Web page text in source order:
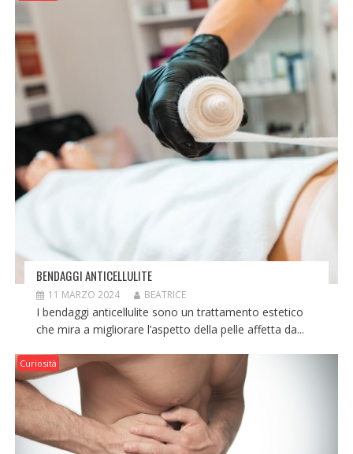
BENDAGGI ANTICELLULITE
11 MARZO 2024 BEATRICE
I bendaggi anticellulite sono un trattamento estetico
che mira a migliorare l’aspetto della pelle affetta da...
Curiosità